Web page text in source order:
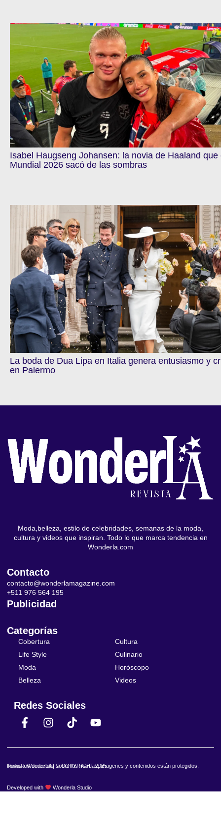
Isabel Haugseng Johansen: la novia de Haaland que
Mundial 2026 sacó de las sombras
La boda de Dua Lipa en Italia genera entusiasmo y
en Palermo
Moda,belleza, estilo de celebridades, semanas de la moda,
cultura y videos que inspiran. Todo lo que marca tendencia en
Wonderla.com
Contacto
contacto@wonderlamagazine.com
+511 976 564 195
Publicidad
Categorías
Cobertura
Life Style
Moda
Belleza
Cultura
Culinario
Horóscopo
Videos
Redes Sociales
Revista WonderLA | © COPYRIGHT 2025
Todos los derechos sobre las marcas, imagenes y contenidos están protegidos.
Developed with Wonderla Studio